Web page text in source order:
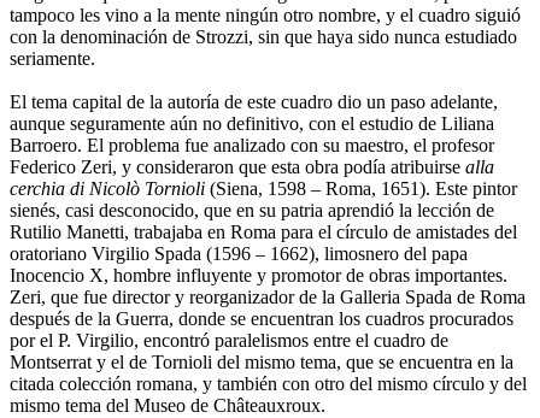
tampoco les vino a la mente ningún otro nombre, y el cuadro siguió
con la denominación de Strozzi, sin que haya sido nunca estudiado
seriamente.
El tema capital de la autoría de este cuadro dio un paso adelante,
aunque seguramente aún no definitivo, con el estudio de Liliana
Barroero. El problema fue analizado con su maestro, el profesor
Federico Zeri, y consideraron que esta obra podía atribuirse alla
cerchia di Nicolò Tornioli (Siena, 1598 – Roma, 1651). Este pintor
sienés, casi desconocido, que en su patria aprendió la lección de
Rutilio Manetti, trabajaba en Roma para el círculo de amistades del
oratoriano Virgilio Spada (1596 – 1662), limosnero del papa
Inocencio X, hombre influyente y promotor de obras importantes.
Zeri, que fue director y reorganizador de la Galleria Spada de Roma
después de la Guerra, donde se encuentran los cuadros procurados
por el P. Virgilio, encontró paralelismos entre el cuadro de
Montserrat y el de Tornioli del mismo tema, que se encuentra en la
citada colección romana, y también con otro del mismo círculo y del
mismo tema del Museo de Châteauxroux.